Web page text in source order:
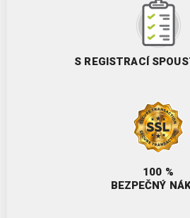
S REGISTRACÍ
100 %
BEZPEČNÝ